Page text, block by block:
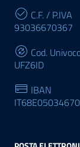
C.F. / P.IVA
93036670367
Cod.
UFZ6ID
IBAN